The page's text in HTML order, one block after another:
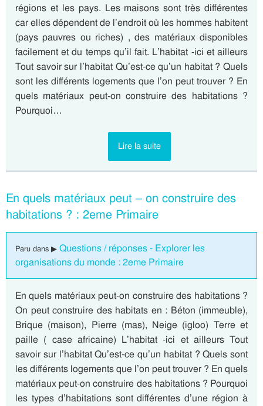
régions et les pays. Les maisons sont très différentes
car elles dépendent de l’endroit où les hommes habitent
(pays pauvres ou riches) , des matériaux disponibles
facilement et du temps qu’il fait. L’habitat -ici et ailleurs
Tout savoir sur l’habitat Qu’est-ce qu’un habitat ? Quels
sont les différents logements que l’on peut trouver ? En
quels matériaux peut-on construire des habitations ?
Pourquoi…
Lire la suite
En quels matériaux peut – on construire des
habitations ? : 2eme Primaire
Paru dans ▶ Questions / réponses - Explorer les
organisations du monde : 2eme Primaire
En quels matériaux peut-on construire des habitations ?
On peut construire des habitats en : Béton (immeuble),
Brique (maison), Pierre (mas), Neige (igloo) Terre et
paille ( case africaine) L’habitat -ici et ailleurs Tout
savoir sur l’habitat Qu’est-ce qu’un habitat ? Quels sont
les différents logements que l’on peut trouver ? En quels
matériaux peut-on construire des habitations ? Pourquoi
les types d’habitations sont différentes d’une région à